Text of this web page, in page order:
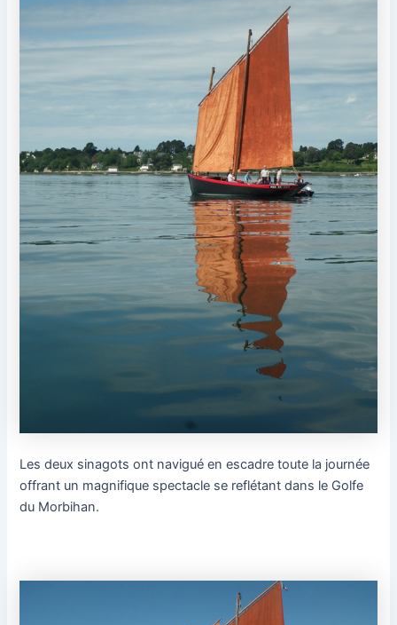
Les deux sinagots ont navigué en escadre toute la journée
offrant un magnifique spectacle se reflétant dans le Golfe
du Morbihan.